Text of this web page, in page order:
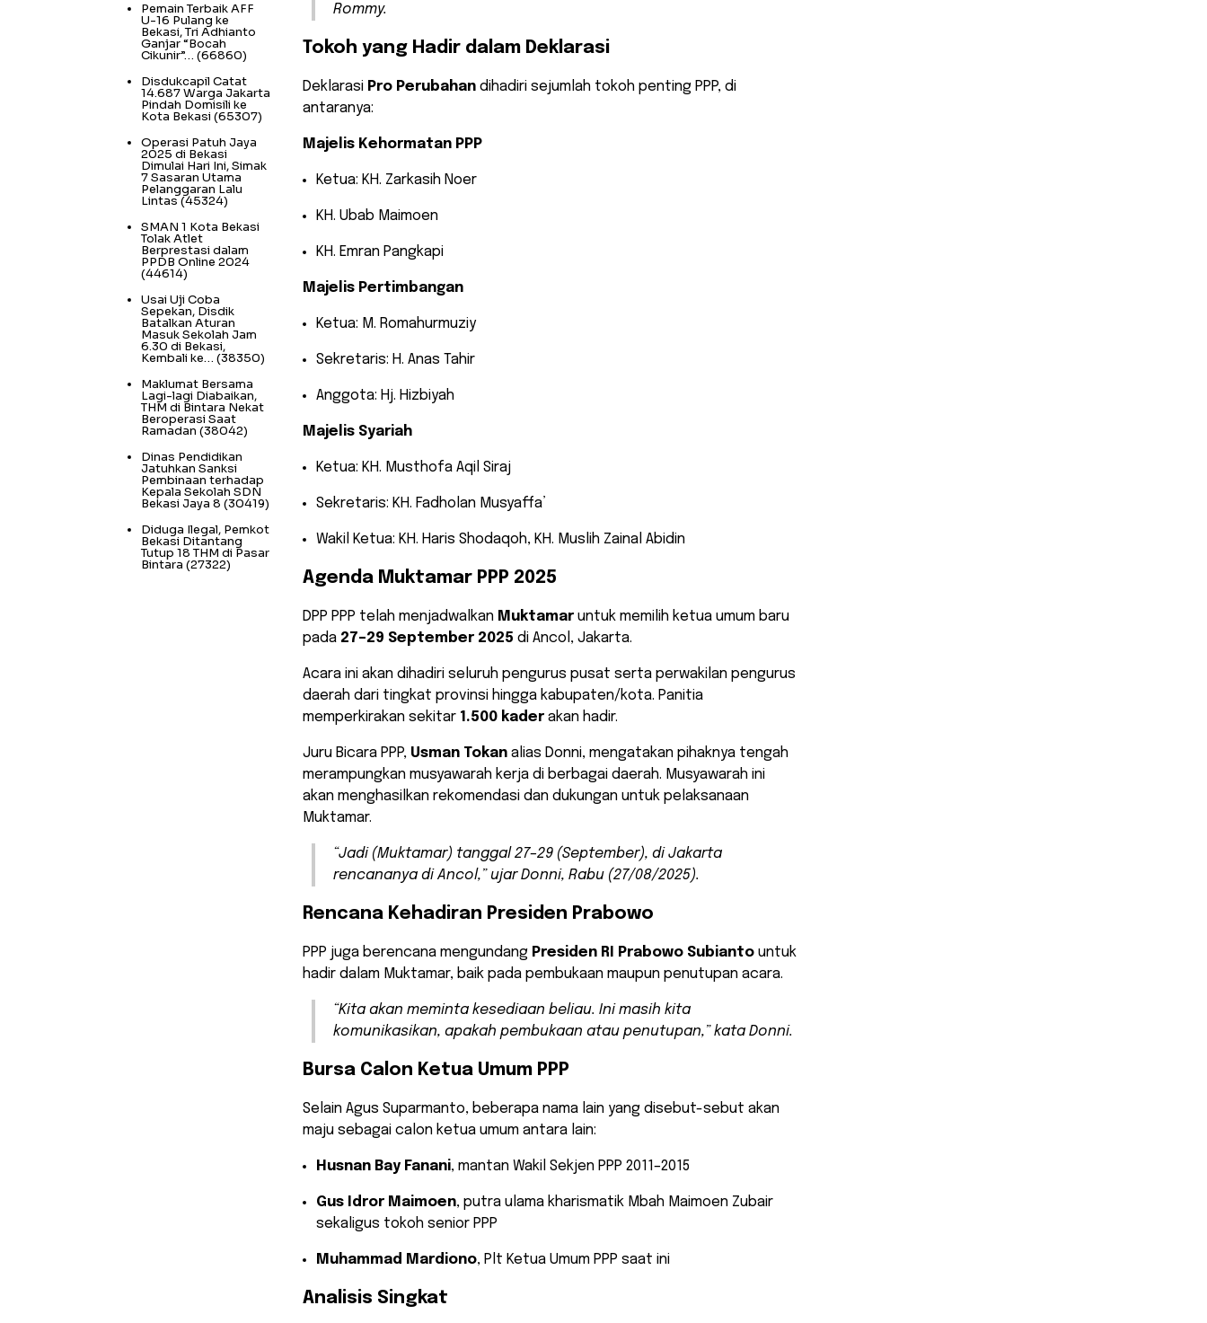
Rommy.
Tokoh yang Hadir dalam Deklarasi
Deklarasi Pro Perubahan dihadiri sejumlah tokoh penting PPP, di
antaranya:
Majelis Kehormatan PPP
Ketua: KH. Zarkasih Noer
KH. Ubab Maimoen
KH. Emran Pangkapi
Majelis Pertimbangan
Ketua: M. Romahurmuziy
Sekretaris: H. Anas Tahir
Anggota: Hj. Hizbiyah
Majelis Syariah
Ketua: KH. Musthofa Aqil Siraj
Sekretaris: KH. Fadholan Musyaffa’
Wakil Ketua: KH. Haris Shodaqoh, KH. Muslih Zainal Abidin
Agenda Muktamar PPP 2025
DPP PPP telah menjadwalkan Muktamar untuk memilih ketua umum baru
pada 27–29 September 2025 di Ancol, Jakarta.
Acara ini akan dihadiri seluruh pengurus pusat serta perwakilan pengurus
daerah dari tingkat provinsi hingga kabupaten/kota. Panitia
memperkirakan sekitar 1.500 kader akan hadir.
Juru Bicara PPP, Usman Tokan alias Donni, mengatakan pihaknya tengah
merampungkan musyawarah kerja di berbagai daerah. Musyawarah ini
akan menghasilkan rekomendasi dan dukungan untuk pelaksanaan
Muktamar.
“Jadi (Muktamar) tanggal 27–29 (September), di Jakarta
rencananya di Ancol,” ujar Donni, Rabu (27/08/2025).
Rencana Kehadiran Presiden Prabowo
PPP juga berencana mengundang Presiden RI Prabowo Subianto untuk
hadir dalam Muktamar, baik pada pembukaan maupun penutupan acara.
“Kita akan meminta kesediaan beliau. Ini masih kita
komunikasikan, apakah pembukaan atau penutupan,” kata Donni.
Bursa Calon Ketua Umum PPP
Selain Agus Suparmanto, beberapa nama lain yang disebut-sebut akan
maju sebagai calon ketua umum antara lain:
Husnan Bay Fanani, mantan Wakil Sekjen PPP 2011–2015
Gus Idror Maimoen, putra ulama kharismatik Mbah Maimoen Zubair
sekaligus tokoh senior PPP
Muhammad Mardiono, Plt Ketua Umum PPP saat ini
Analisis Singkat
Pemain Terbaik AFF
U-16 Pulang ke
Bekasi, Tri Adhianto
Ganjar “Bocah
Cikunir”… (66860)
Disdukcapil Catat
14.687 Warga Jakarta
Pindah Domisili ke
Kota Bekasi (65307)
Operasi Patuh Jaya
2025 di Bekasi
Dimulai Hari Ini, Simak
7 Sasaran Utama
Pelanggaran Lalu
Lintas(45324)
SMAN 1 Kota Bekasi
Tolak Atlet
Berprestasi dalam
PPDB Online 2024
(44614)
Usai Uji Coba
Sepekan, Disdik
Batalkan Aturan
Masuk Sekolah Jam
6.30 di Bekasi,
Kembali ke… (38350)
Maklumat Bersama
Lagi-lagi Diabaikan,
THM di Bintara Nekat
Beroperasi Saat
Ramadan (38042)
Dinas Pendidikan
Jatuhkan Sanksi
Pembinaan terhadap
Kepala Sekolah SDN
Bekasi Jaya 8 (30419)
Diduga Ilegal, Pemkot
Bekasi Ditantang
Tutup 18 THM di Pasar
Bintara (27322)